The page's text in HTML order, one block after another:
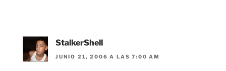
StalkerShell
JUNIO 21, 2006 A LAS 7:00 AM